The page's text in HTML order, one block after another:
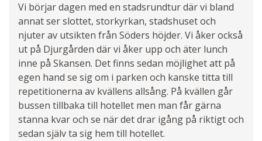
Vi börjar dagen med en stadsrundtur där vi bland
annat ser slottet, storkyrkan, stadshuset och
njuter av utsikten från Söders höjder. Vi åker också
ut på Djurgården där vi åker upp och äter lunch
inne på Skansen. Det finns sedan möjlighet att på
egen hand se sig om i parken och kanske titta till
repetitionerna av kvällens allsång. På kvällen går
bussen tillbaka till hotellet men man får gärna
stanna kvar och se när det drar igång på riktigt och
sedan själv ta sig hem till hotellet.